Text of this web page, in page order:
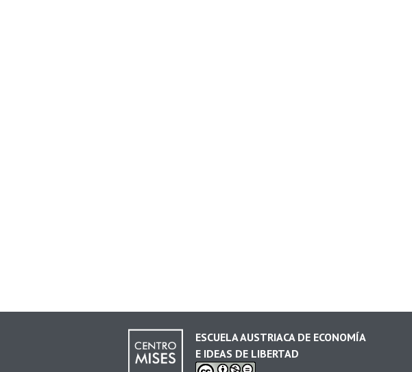
ESCUELA AUSTRIACA DE ECONOMÍA
E IDEAS DE LIBERTAD